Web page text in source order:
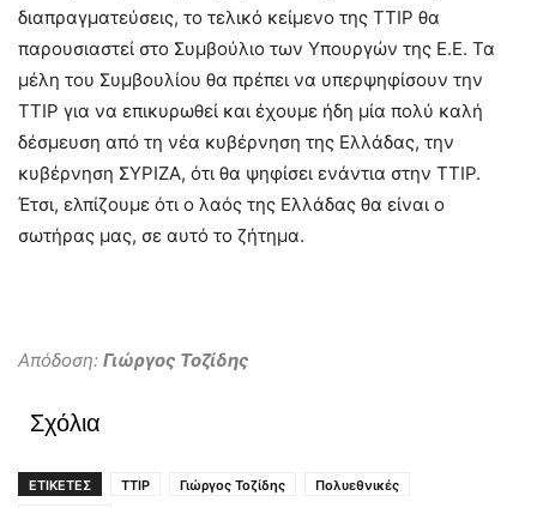
διαπραγματεύσεις, το τελικό κείμενο της TTIP θα
παρουσιαστεί στο Συμβούλιο των Υπουργών της Ε.Ε. Τα
μέλη του Συμβουλίου θα πρέπει να υπερψηφίσουν την
TTIP για να επικυρωθεί και έχουμε ήδη μία πολύ καλή
δέσμευση από τη νέα κυβέρνηση της Ελλάδας, την
κυβέρνηση ΣΥΡΙΖΑ, ότι θα ψηφίσει ενάντια στην TTIP.
Έτσι, ελπίζουμε ότι ο λαός της Ελλάδας θα είναι ο
σωτήρας μας, σε αυτό το ζήτημα.
Απόδοση: Γιώργος Τοζίδης
Σχόλια
ΕΤΙΚΕΤΕΣ TTIP Γιώργος Τοζίδης
Πολυεθνικές